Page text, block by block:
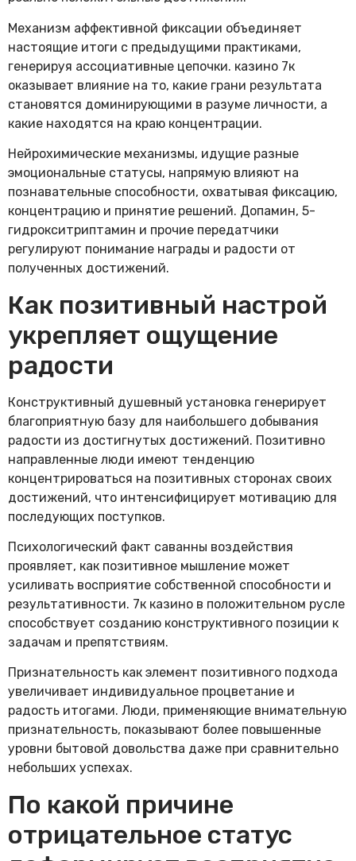
Механизм аффективной фиксации объединяет
настоящие итоги с предыдущими практиками,
генерируя ассоциативные цепочки. казино 7к
оказывает влияние на то, какие грани результата
становятся доминирующими в разуме личности, а
какие находятся на краю концентрации.
Нейрохимические механизмы, идущие разные
эмоциональные статусы, напрямую влияют на
познавательные способности, охватывая фиксацию,
концентрацию и принятие решений. Допамин, 5-
гидрокситриптамин и прочие передатчики
регулируют понимание награды и радости от
полученных достижений.
Как позитивный настрой
укрепляет ощущение
радости
Конструктивный душевный установка генерирует
благоприятную базу для наибольшего добывания
радости из достигнутых достижений. Позитивно
направленные люди имеют тенденцию
концентрироваться на позитивных сторонах своих
достижений, что интенсифицирует мотивацию для
последующих поступков.
Психологический факт саванны воздействия
проявляет, как позитивное мышление может
усиливать восприятие собственной способности и
результативности. 7к казино в положительном русле
способствует созданию конструктивного позиции к
задачам и препятствиям.
Признательность как элемент позитивного подхода
увеличивает индивидуальное процветание и
радость итогами. Люди, применяющие внимательную
признательность, показывают более повышенные
уровни бытовой довольства даже при сравнительно
небольших успехах.
По какой причине
отрицательное статус